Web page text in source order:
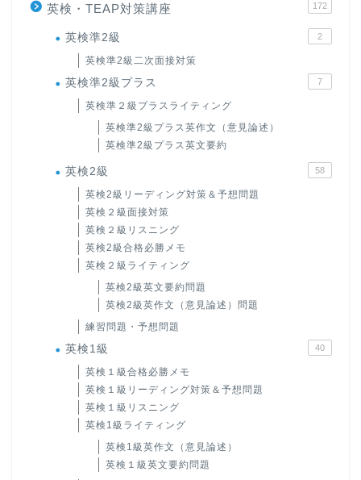
英検・TEAP対策講座 172
英検準2級 2
英検準2級二次面接対策
英検準2級プラス 7
英検準２級プラスライティング
英検準2級プラス英作文（意見論述）
英検準2級プラス英文要約
英検2級 58
英検2級リーディング対策＆予想問題
英検２級面接対策
英検２級リスニング
英検2級合格必勝メモ
英検２級ライティング
英検2級英文要約問題
英検2級英作文（意見論述）問題
練習問題・予想問題
英検1級 40
英検１級合格必勝メモ
英検１級リーディング対策＆予想問題
英検１級リスニング
英検1級ライティング
英検1級英作文（意見論述）
英検１級英文要約問題